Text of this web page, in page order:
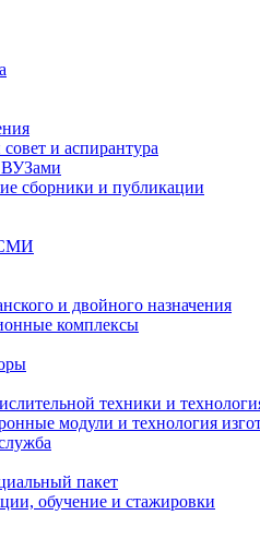
и аспирантура
ВУЗами
сборники и публикации
и двойного назначения
комплексы
техники и
модули и технология
пакет
обучение и стажировки